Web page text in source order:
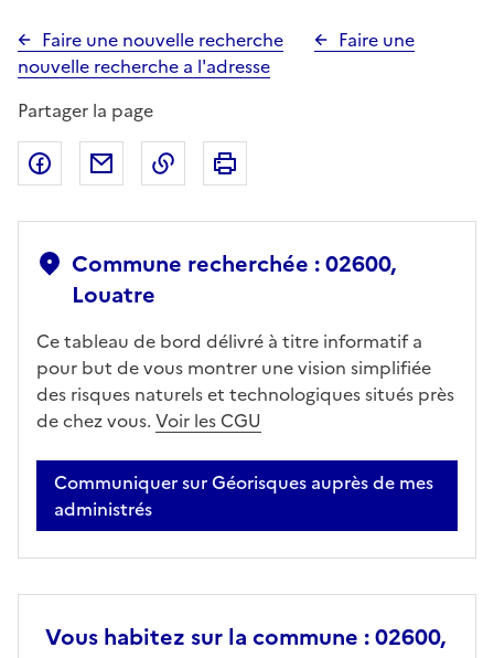
Faire une nouvelle recherche
Faire une
nouvelle recherche a l'adresse
Partager la page
Partager sur Facebook
Partager par emailCopier dans le presse-papier
Commune recherchée : 02600,
Louatre
Ce tableau de bord délivré à titre informatif a
pour but de vous montrer une vision simplifiée
des risques naturels et technologiques situés près
de chez vous. Voir les CGU
Communiquer sur Géorisques auprès de mes
administrés
Vous habitez sur la commune : 02600,